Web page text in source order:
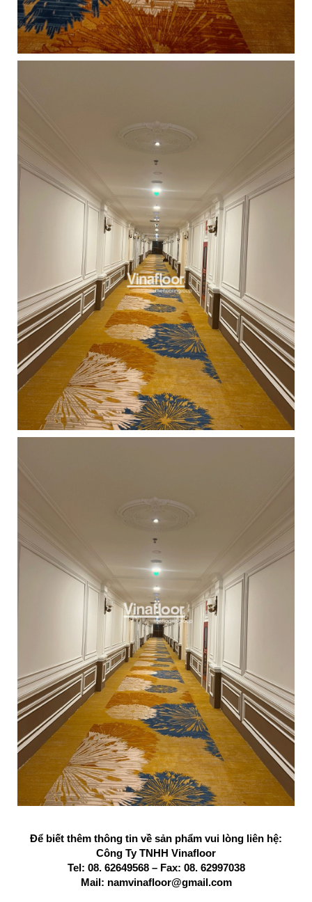
Để biết thêm thông tin về sản phẩm vui lòng liên hệ:
Công Ty TNHH Vinafloor
Tel: 08. 62649568 – Fax: 08. 62997038
Mail: namvinafloor@gmail.com​